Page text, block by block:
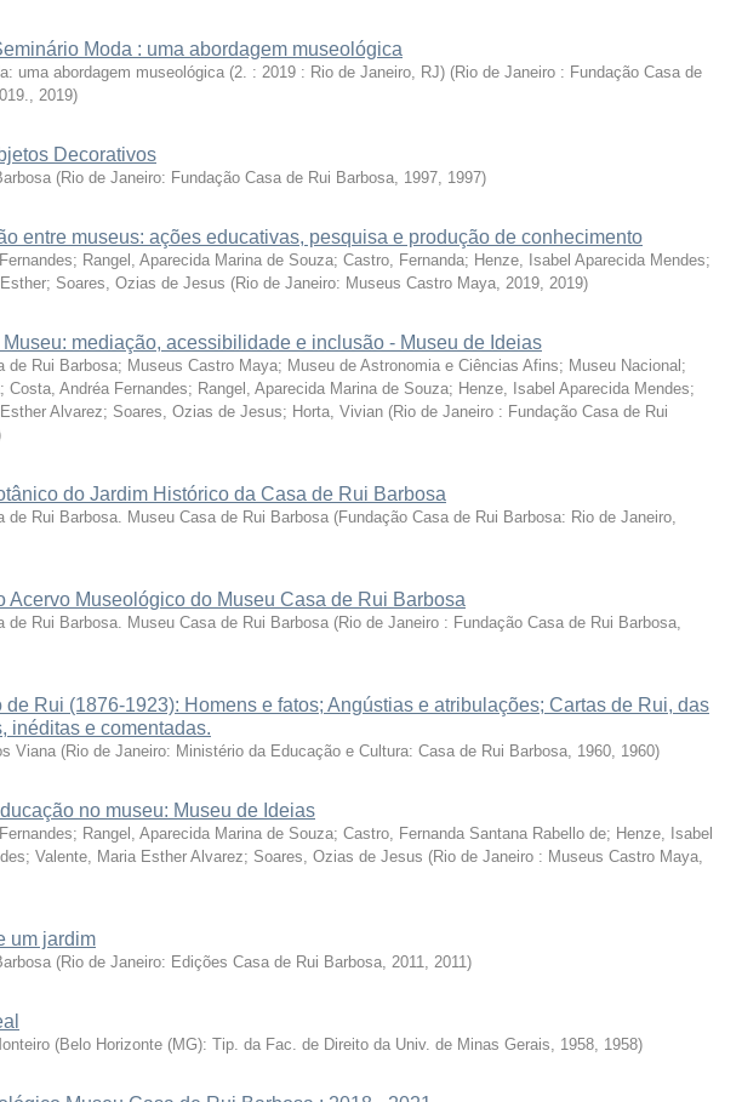
Moda : uma abordagem museológica
uma abordagem museológica (2. : 2019 : Rio de Janeiro, RJ) (Rio de Janeiro : Fundação Casa de
, 2019)
Decorativos
(Rio de Janeiro: Fundação Casa de Rui Barbosa, 1997, 1997)
entre museus: ações educativas, pesquisa e produção de conhecimento
Rangel, Aparecida Marina de Souza; Castro, Fernanda; Henze, Isabel Aparecida Mendes;
Soares, Ozias de Jesus (Rio de Janeiro: Museus Castro Maya, 2019, 2019)
mediação, acessibilidade e inclusão - Museu de Ideias
de Rui Barbosa; Museus Castro Maya; Museu de Astronomia e Ciências Afins; Museu Nacional;
Costa, Andréa Fernandes; Rangel, Aparecida Marina de Souza; Henze, Isabel Aparecida Mendes;
Alvarez; Soares, Ozias de Jesus; Horta, Vivian (Rio de Janeiro : Fundação Casa de Rui
do Jardim Histórico da Casa de Rui Barbosa
de Rui Barbosa. Museu Casa de Rui Barbosa (Fundação Casa de Rui Barbosa: Rio de Janeiro,
Acervo Museológico do Museu Casa de Rui Barbosa
de Rui Barbosa. Museu Casa de Rui Barbosa (Rio de Janeiro : Fundação Casa de Rui Barbosa,
de Rui (1876-1923): Homens e fatos; Angústias e atribulações; Cartas de Rui, das
inéditas e comentadas.
Viana (Rio de Janeiro: Ministério da Educação e Cultura: Casa de Rui Barbosa, 1960, 1960)
no museu: Museu de Ideias
Rangel, Aparecida Marina de Souza; Castro, Fernanda Santana Rabello de; Henze, Isabel
Valente, Maria Esther Alvarez; Soares, Ozias de Jesus (Rio de Janeiro : Museus Castro Maya,
um jardim
(Rio de Janeiro: Edições Casa de Rui Barbosa, 2011, 2011)
(Belo Horizonte (MG): Tip. da Fac. de Direito da Univ. de Minas Gerais, 1958, 1958)